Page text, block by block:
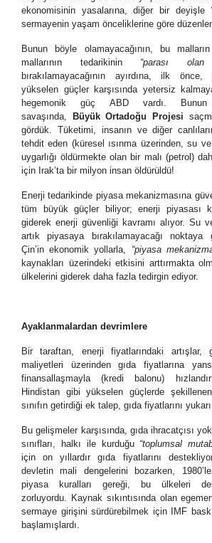
ekonomisinin yasalarına, diğer bir deyişle
sermayenin yaşam önceliklerine göre
Bunun böyle olamayacağının, bu
mallarının tedarikinin
“parası
bırakılamayacağının ayırdına, ilk önce,
yükselen güçler karşısında yetersiz
hegemonik güç ABD vardı. Bunun
savaşında,
Büyük Ortadoğu Projesi
gördük. Tüketimi, insanın ve diğer
tehdit eden (küresel ısınma üzerinden, su
uygarlığı öldürmekte olan bir malı (petrol)
için Irak’ta bir milyon insan öldürüldü!
Enerji tedarikinde piyasa mekanizmasına
tüm büyük güçler biliyor; enerji piyasası
giderek enerji güvenliği kavramı alıyor. Su
artık piyasaya bırakılamayacağı noktaya
Çin’in ekonomik yollarla, “piyasa
kaynakları üzerindeki etkisini arttırmakta
ülkelerini giderek daha fazla tedirgin ediyor.
Ayaklanmalardan devrimlere
Bir taraftan, enerji fiyatlarındaki artışlar,
maliyetleri üzerinden gıda fiyatlarına
finansallaşmayla (kredi balonu)
Hindistan gibi yükselen güçlerde
sınıfın getirdiği ek talep, gıda fiyatlarını
Bu gelişmeler karşısında, gıda ihracatçısı
sınıfları, halkı ile kurduğu “toplumsal
için on yıllardır gıda fiyatlarını
devletin mali dengelerini bozarken, 1980’
piyasa kuralları gereği, bu ülkeleri
zorluyordu. Kaynak sıkıntısında olan
sermaye girişini sürdürebilmek için IMF
başlamışlardı